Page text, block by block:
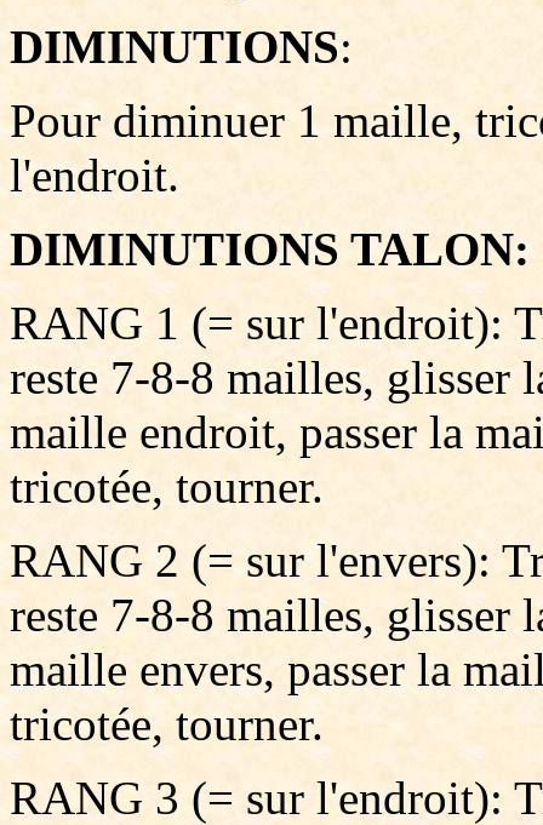
DIMINUTIONS:
Pour diminuer 1 maille,
l'endroit.
DIMINUTIONS TALON:
RANG 1 (= sur l'endroit):
reste 7-8-8 mailles, glisser
maille endroit, passer la
tricotée, tourner.
RANG 2 (= sur l'envers):
reste 7-8-8 mailles, glisser
maille envers, passer la
tricotée, tourner.
RANG 3 (= sur l'endroit):